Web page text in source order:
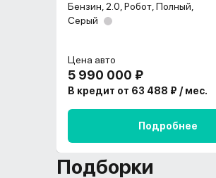
Бензин, 2.0, Робот, Полный,
Серый
Цена авто
5 990 000 ₽
В кредит от 63 488 ₽ / мес.
Подробнее
Подборки